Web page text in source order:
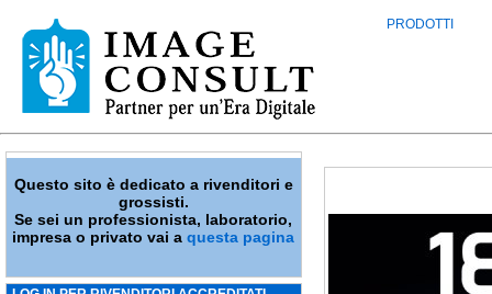
PRODOTTI
Questo sito è dedicato a rivenditori e
grossisti.
Se sei un professionista, laboratorio,
impresa o privato vai aquesta pagina